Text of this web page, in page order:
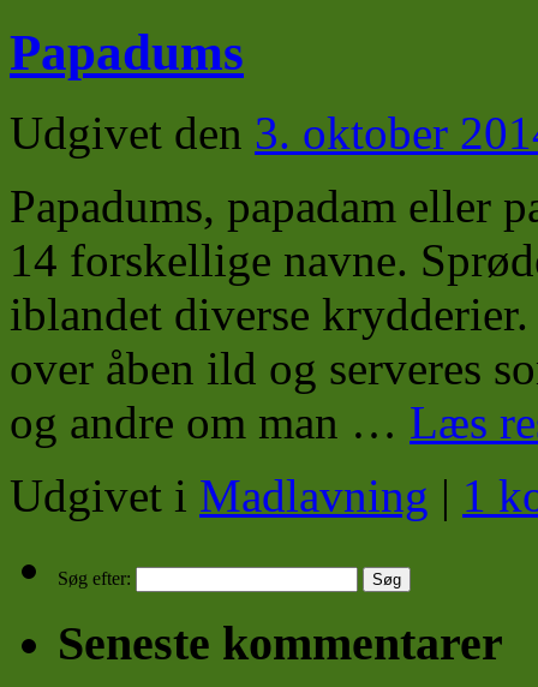
Papadums
Udgivet den 3. oktober
Papadums, papadam eller
14 forskellige navne.
iblandet diverse
over åben ild og serveres
og andre om man … Læs
Udgivet i Madlavning | 1
Søg efter:
Seneste kommentarer